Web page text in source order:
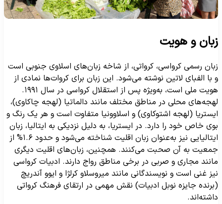
و هویت
رسمی کرواسی، کرواتی، از شاخه زبان‌های اسلاوی جنوبی است
با الفبای لاتین نوشته می‌شود. این زبان برای کروات‌ها نمادی از
هویت ملی است، به‌ویژه پس از استقلال کرواسی در سال ۱۹۹۱.
محلی در مناطق مختلف مانند دالماتیا (لهجه چاکاوی)،
(لهجه اشتوکاوی) و اسلاوونیا متفاوت است و هر یک رنگ و
خاص خود را دارد. در ایستریا، به دلیل نزدیکی به ایتالیا، زبان
ایتالیایی نیز به‌عنوان زبان اقلیت شناخته می‌شود و حدود ۱.۶% از
به آن صحبت می‌کنند. همچنین، زبان‌های اقلیت دیگری
مجاری و صربی در برخی مناطق رواج دارند. ادبیات کرواسی
غنی است و نویسندگانی مانند میروسلاو کرلژا و ایوو آندریچ
جایزه نوبل ادبیات) نقش مهمی در ارتقای فرهنگ کرواتی